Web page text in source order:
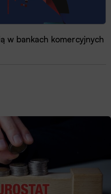
w bankach komercyjnych